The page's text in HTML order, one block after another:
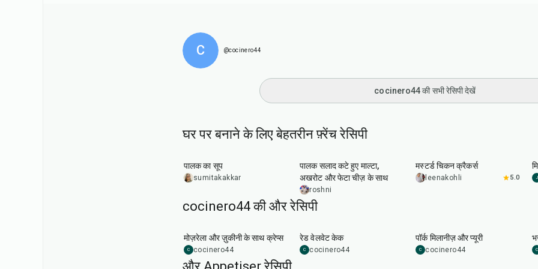
C @cocinero44
cocinero44 की सभी रेसिपी देखें
घर पर बनाने के लिए बेहतरीन फ़्रेंच रेसिपी
पालक का सूप
sumitakakkar
पालक सलाद कटे हुए माल्टा,
अखरोट और फेटा चीज़ के साथ
roshni
मस्टर्ड चिकन क्रैकर्स
leenakohli 5.0 J
cocinero44 की और रेसिपी
मोज़रेला और ज़ुकीनी के साथ क्रेप्स
C cocinero44
रेड वेलवेट केक
C cocinero44
पॉर्क मिलानीज़ और प्यूरी
C cocinero44 C